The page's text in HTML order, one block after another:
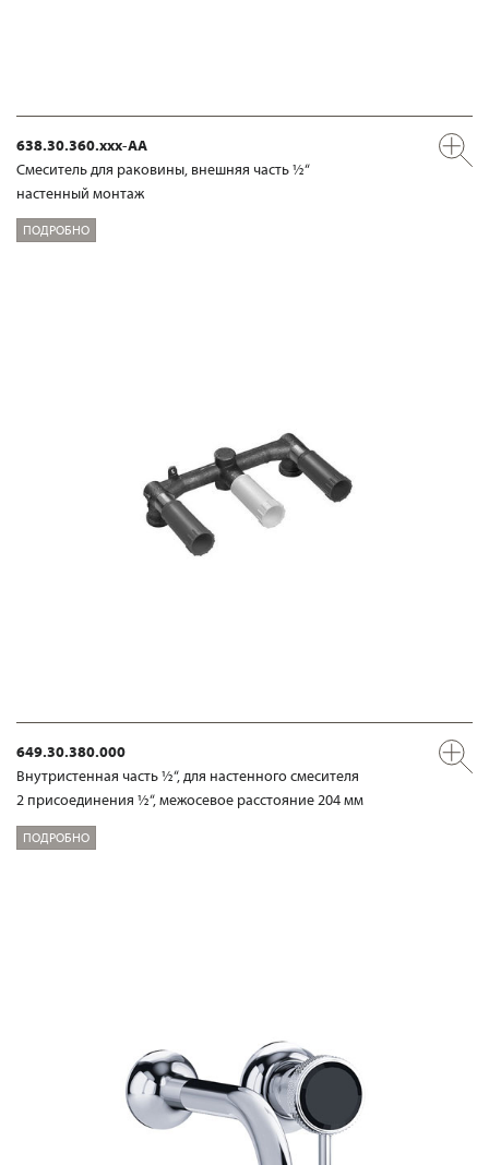
638.30.360.xxx-AA
Смеситель для раковины, внешняя часть ½“
настенный монтаж
ПОДРОБНО
649.30.380.000
Внутристенная часть ½“, для настенного смесителя
2 присоединения ½“, межосевое расстояние 204 мм
ПОДРОБНО